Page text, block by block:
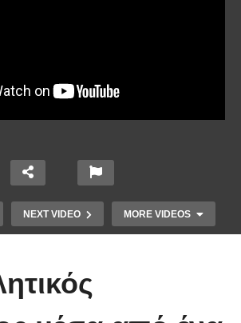
NEXT VIDEO MORE VIDEOS